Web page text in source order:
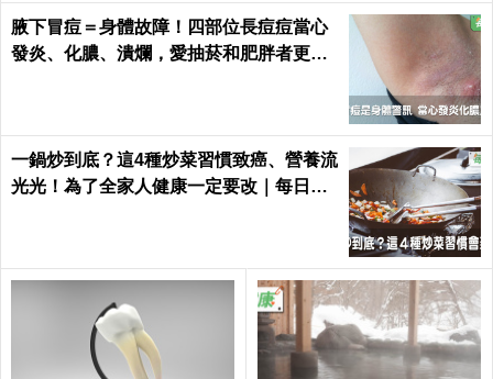
腋下冒痘＝身體故障！四部位長痘痘當心
發炎、化膿、潰爛，愛抽菸和肥胖者更要
一鍋炒到底？這4種炒菜習慣致癌、營養流
光光！為了全家人健康一定要改｜每日健